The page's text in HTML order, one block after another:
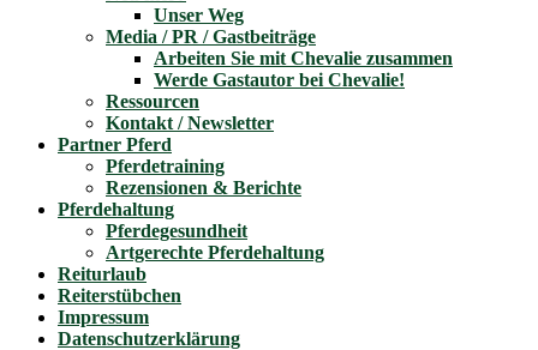
Unser Weg
Media / PR / Gastbeiträge
Arbeiten Sie mit Chevalie zusammen
Werde Gastautor bei Chevalie!
Ressourcen
Kontakt / Newsletter
Partner Pferd
Pferdetraining
Rezensionen & Berichte
Pferdehaltung
Pferdegesundheit
Artgerechte Pferdehaltung
Reiturlaub
Reiterstübchen
Impressum
Datenschutzerklärung